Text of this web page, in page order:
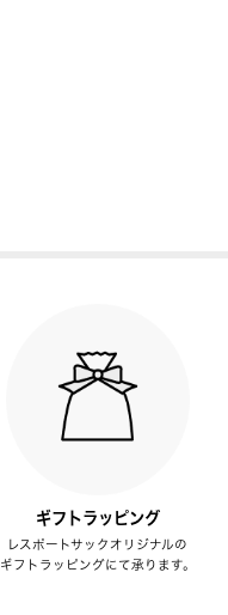
ギフトラッピング
レスポートサックオリジナルの
ギフトラッピングにて承ります。